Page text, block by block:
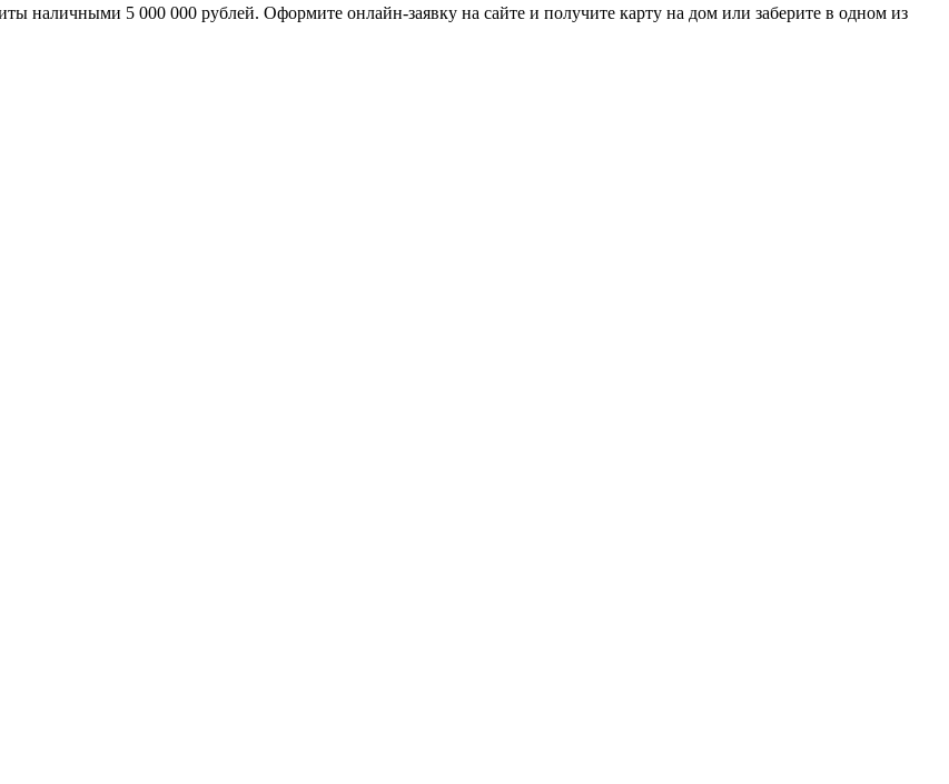
наличными 5 000 000 рублей. Оформите онлайн-заявку на сайте и получите карту на дом или заберите в одном из